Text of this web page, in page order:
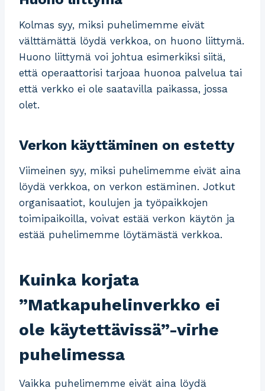
Kolmas syy, miksi puhelimemme eivät
välttämättä löydä verkkoa, on huono liittymä.
Huono liittymä voi johtua esimerkiksi siitä,
että operaattorisi tarjoaa huonoa palvelua tai
että verkko ei ole saatavilla paikassa, jossa
olet.
Verkon käyttäminen on estetty
Viimeinen syy, miksi puhelimemme eivät aina
löydä verkkoa, on verkon estäminen. Jotkut
organisaatiot, koulujen ja työpaikkojen
toimipaikoilla, voivat estää verkon käytön ja
estää puhelimemme löytämästä verkkoa.
Kuinka korjata
”Matkapuhelinverkko ei
ole käytettävissä”-virhe
puhelimessa
Vaikka puhelimemme eivät aina löydä